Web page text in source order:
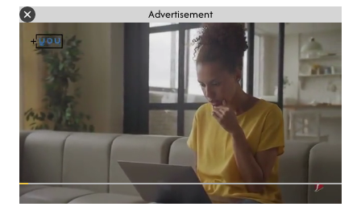
Advertisement